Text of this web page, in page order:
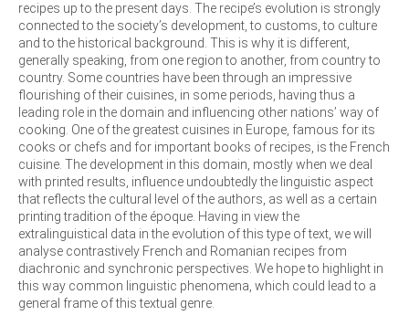
recipes up to the present days. The recipe’s evolution is strongly
connected to the society’s development, to customs, to culture
and to the historical background. This is why it is different,
generally speaking, from one region to another, from country to
country. Some countries have been through an impressive
flourishing of their cuisines, in some periods, having thus a
leading role in the domain and influencing other nations’ way of
cooking. One of the greatest cuisines in Europe, famous for its
cooks or chefs and for important books of recipes, is the French
cuisine. The development in this domain, mostly when we deal
with printed results, influence undoubtedly the linguistic aspect
that reflects the cultural level of the authors, as well as a certain
printing tradition of the époque. Having in view the
extralinguistical data in the evolution of this type of text, we will
analyse contrastively French and Romanian recipes from
diachronic and synchronic perspectives. We hope to highlight in
this way common linguistic phenomena, which could lead to a
general frame of this textual genre.